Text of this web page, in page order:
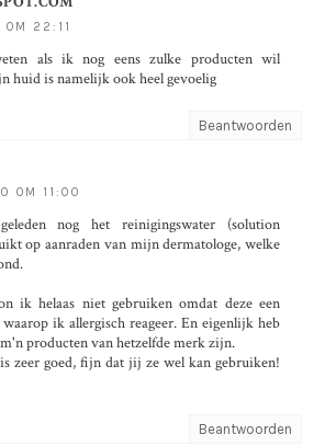
22:11
als ik nog eens zulke producten wil
huid is namelijk ook heel gevoelig
Beantwoorden
OM 11:00
nog het reinigingswater (solution
op aanraden van mijn dermatologe, welke
ik helaas niet gebruiken omdat deze een
ik allergisch reageer. En eigenlijk heb
producten van hetzelfde merk zijn.
zeer goed, fijn dat jij ze wel kan gebruiken!
Beantwoorden